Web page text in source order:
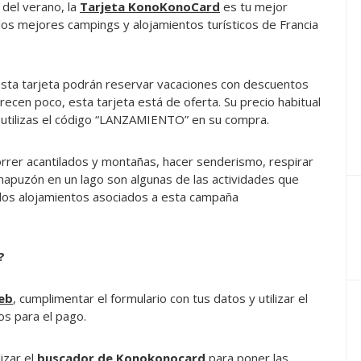
verano, la Tarjeta KonoKonoCard es tu mejor
mejores campings y alojamientos turísticos de Francia
tarjeta podrán reservar vacaciones con descuentos
poco, esta tarjeta está de oferta. Su precio habitual
el código “LANZAMIENTO” en su compra.
acantilados y montañas, hacer senderismo, respirar
en un lago son algunas de las actividades que
alojamientos asociados a esta campaña
, cumplimentar el formulario con tus datos y utilizar el
para el pago.
el buscador de Konokonocard para poner las